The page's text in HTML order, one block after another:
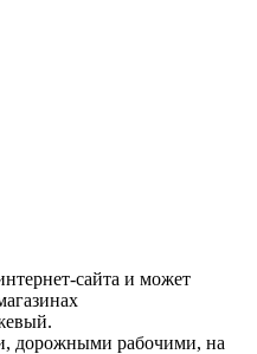
сайта и может
дорожными рабочими, на